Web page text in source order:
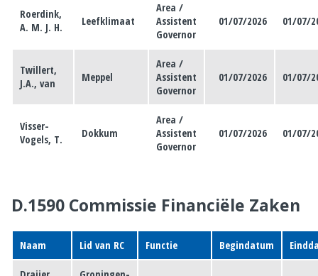
Roerdink,
A. M. J. H.
Leefklimaat
Area /
Assistent
Governor
01/07/2026 01/07/
Twillert,
J.A., van
Meppel
Area /
Assistent
Governor
01/07/2026 01/07/
Visser-
Vogels, T.
Dokkum
Area /
Assistent
Governor
01/07/2026 01/07/
D.1590 Commissie Financiële Zaken
Naam Lid van RC Functie Begindatum